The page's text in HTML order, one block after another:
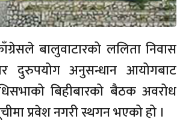
बालुवाटारको ललिता निवास
दुरुपयोग अनुसन्धान आयोगबाट
बिहीबारको बैठक अवरोध
प्रवेश नगरी स्थगन भएको हो ।